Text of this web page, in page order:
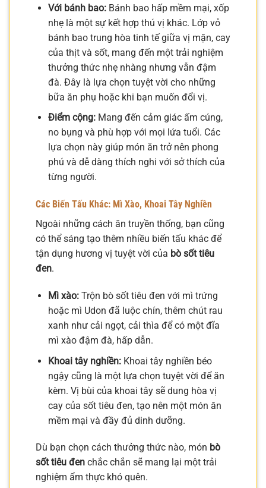
Với bánh bao:Bánh bao hấp mềm mại, xốp
nhẹ là một sự kết hợp thú vị khác. Lớp vỏ
bánh bao trung hòa tinh tế giữa vị mặn, cay
của thịt và sốt, mang đến một trải nghiệm
thưởng thức nhẹ nhàng nhưng vẫn đậm
đà. Đây là lựa chọn tuyệt vời cho những
bữa ăn phụ hoặc khi bạn muốn đổi vị.
Điểm cộng:Mang đến cảm giác ấm cúng,
no bụng và phù hợp với mọi lứa tuổi. Các
lựa chọn này giúp món ăn trở nên phong
phú và dễ dàng thích nghi với sở thích của
từng người.
Các Biến Tấu Khác: Mì Xào, Khoai Tây Nghiền
Ngoài những cách ăn truyền thống, bạn cũng
có thể sáng tạo thêm nhiều biến tấu khác để
tận dụng hương vị tuyệt vời của bò sốt tiêu
đen.
Mì xào:Trộn bò sốt tiêu đen với mì trứng
hoặc mì Udon đã luộc chín, thêm chút rau
xanh như cải ngọt, cải thìa để có một đĩa
mì xào đậm đà, hấp dẫn.
Khoai tây nghiền:Khoai tây nghiền béo
ngậy cũng là một lựa chọn tuyệt vời để ăn
kèm. Vị bùi của khoai tây sẽ dung hòa vị
cay của sốt tiêu đen, tạo nên một món ăn
mềm mại và đầy đủ dinh dưỡng.
Dù bạn chọn cách thưởng thức nào, món bò
sốt tiêu đen chắc chắn sẽ mang lại một trải
nghiệm ẩm thực khó quên.